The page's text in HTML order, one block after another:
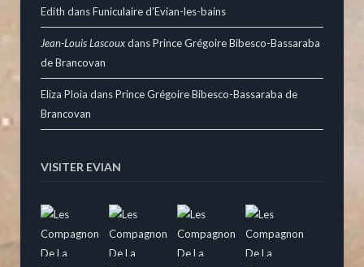
Edith dansFuniculaire d’Evian-les-bains
Jean-Louis LascouxdansPrince Grégoire Bibesco-Bassaraba
de Brancovan
Eliza Ploia dansPrince Grégoire Bibesco-Bassaraba de
Brancovan
VISITER EVIAN